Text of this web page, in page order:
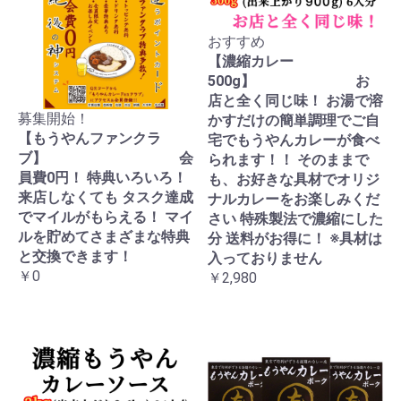
募集開始！
【もうやんファンクラ
ブ】 会
員費0円！ 特典いろいろ！
来店しなくても タスク達成
でマイルがもらえる！ マイ
ルを貯めてさまざまな特典
と交換できます！
￥0
おすすめ
【濃縮カレー
500g】 お
店と全く同じ味！ お湯で溶
かすだけの簡単調理でご自
宅でもうやんカレーが食べ
られます！！ そのままで
も、お好きな具材でオリジ
ナルカレーをお楽しみくだ
さい 特殊製法で濃縮にした
分 送料がお得に！ ※具材は
入っておりません
￥2,980